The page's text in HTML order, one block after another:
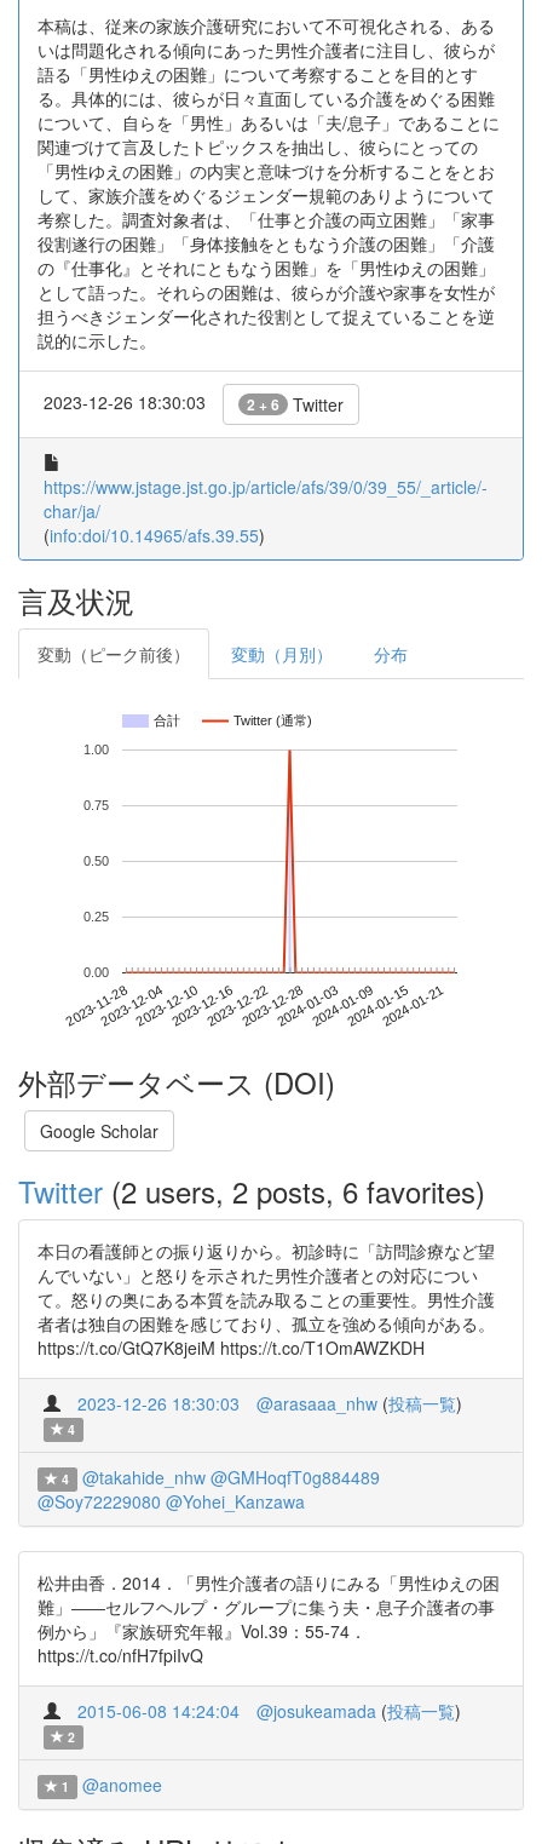
本稿は、従来の家族介護研究において不可視化される、ある
いは問題化される傾向にあった男性介護者に注目し、彼らが
語る「男性ゆえの困難」について考察することを目的とす
る。具体的には、彼らが日々直面している介護をめぐる困難
について、自らを「男性」あるいは「夫/息子」であることに
関連づけて言及したトピックスを抽出し、彼らにとっての
「男性ゆえの困難」の内実と意味づけを分析することをとお
して、家族介護をめぐるジェンダー規範のありようについて
考察した。調査対象者は、「仕事と介護の両立困難」「家事
役割遂行の困難」「身体接触をともなう介護の困難」「介護
の『仕事化』とそれにともなう困難」を「男性ゆえの困難」
として語った。それらの困難は、彼らが介護や家事を女性が
担うべきジェンダー化された役割として捉えていることを逆
説的に示した。
2023-12-26 18:30:03 2 + 6 Twitter
https://www.jstage.jst.go.jp/article/afs/39/0/39_55/_article/-
char/ja/
(info:doi/10.14965/afs.39.55)
言及状況
変動（ピーク前後） 変動（月別） 分布
合計 Twitter (通常)
2023-11-282023-12-042023-12-102023-12-162023-12-222023-12-282024-01-032024-01-092024-01-152024-01-21
0.00
0.25
0.50
0.75
1.00
外部データベース (DOI)
Google Scholar
Twitter (2 users, 2 posts, 6 favorites)
本日の看護師との振り返りから。初診時に「訪問診療など望
んでいない」と怒りを示された男性介護者との対応につい
て。怒りの奥にある本質を読み取ることの重要性。男性介護
者者は独自の困難を感じており、孤立を強める傾向がある。
https://t.co/GtQ7K8jeiM https://t.co/T1OmAWZKDH
2023-12-26 18:30:03 @arasaaa_nhw (投稿一覧)
4
4 @takahide_nhw @GMHoqfT0g884489
@Soy72229080 @Yohei_Kanzawa
松井由香．2014．「男性介護者の語りにみる「男性ゆえの困
難」――セルフヘルプ・グループに集う夫・息子介護者の事
例から」『家族研究年報』Vol.39：55-74．
https://t.co/nfH7fpiIvQ
2015-06-08 14:24:04 @josukeamada (投稿一覧)
2
1 @anomee